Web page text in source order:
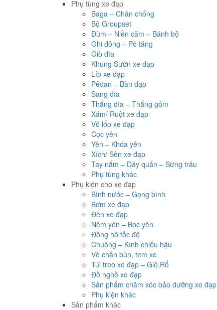
Phụ tùng xe đạp
Baga – Chân chống
Bộ Groupset
Đùm – Niền căm – Bánh bộ
Ghi đông – Pô tăng
Giò dĩa
Khung Sườn xe đạp
Líp xe đạp
Pêdan – Bàn đạp
Sang đĩa
Thắng đĩa – Thắng gôm
Xăm/ Ruột xe đạp
Vỏ lốp xe đạp
Cọc yên
Yên – Khóa yên
Xích/ Sên xe đạp
Tay nắm – Dây quấn – Sừng trâu
Phụ tùng khác
Phụ kiện cho xe đạp
Bình nước – Gọng bình
Bơm xe đạp
Đèn xe đạp
Nệm yên – Bọc yên
Đồng hồ tốc độ
Chuông – Kính chiếu hậu
Vè chắn bùn, tem xe
Túi treo xe đạp – Giỏ,Rổ
Đồ nghề xe đạp
Sản phẩm chăm sóc bảo dưỡng xe đạp
Phụ kiện khác
Sản phẩm khác